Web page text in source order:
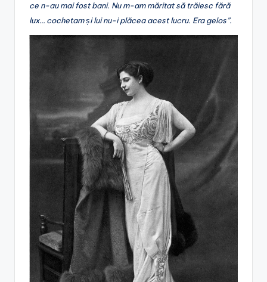
ce n-au mai fost bani. Nu m-am măritat să trăiesc fără
lux… cochetam și lui nu-i plăcea acest lucru. Era gelos”.